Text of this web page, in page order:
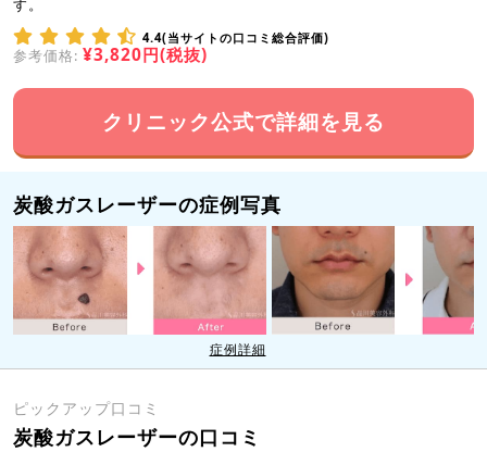
す。
4.4(当サイトの口コミ総合評価)
参考価格: ¥3,820円(税抜)
クリニック公式で詳細を見る
炭酸ガスレーザーの症例写真
症例詳細
ピックアップ口コミ
炭酸ガスレーザーの口コミ